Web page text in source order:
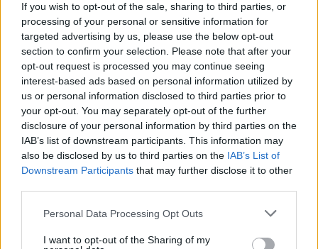
If you wish to opt-out of the sale, sharing to third parties, or
processing of your personal or sensitive information for
targeted advertising by us, please use the below opt-out
section to confirm your selection. Please note that after your
opt-out request is processed you may continue seeing
interest-based ads based on personal information utilized by
us or personal information disclosed to third parties prior to
your opt-out. You may separately opt-out of the further
disclosure of your personal information by third parties on the
IAB’s list of downstream participants. This information may
also be disclosed by us to third parties on the IAB’s List of
Downstream Participants that may further disclose it to other
Please note that this website/app uses one or more Google
not limited to your visit or usage behaviour. You may click to
Personal Data Processing Opt Outs
I want to opt-out of the Sharing of my
Kövess minket, és értesülj a friss hírekről a
Facebookon is!
Követem